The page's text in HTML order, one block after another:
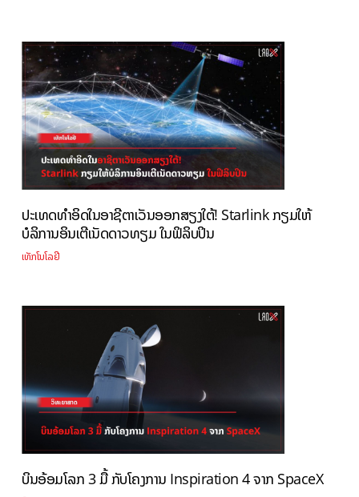
ປະເທດທຳອິດໃນອາຊີຕາເວັນອອກສຽງໃຕ້! Starlink ກຽມໃຫ້
ບໍລິການອິນເຕີເນັດດາວທຽມ ໃນຟິລິບປິນ
ເທັກໂນໂລຢີ
ບິນອ້ອມໂລກ 3 ມື້ ກັບໂຄງການ Inspiration 4 ຈາກ SpaceX